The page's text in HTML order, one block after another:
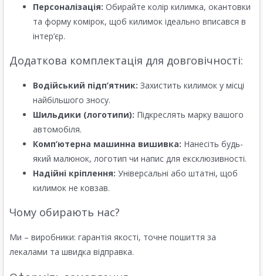
Персоналізація: Обирайте колір килимка, окантовки
та форму комірок, щоб килимок ідеально вписався в
інтер’єр.
Додаткова комплектація для довговічності:
Водійський підп’ятник: Захистить килимок у місці
найбільшого зносу.
Шильдики (логотипи): Підкреслять марку вашого
автомобіля.
Комп’ютерна машинна вишивка: Нанесіть будь-
який малюнок, логотип чи напис для ексклюзивності.
Надійні кріплення: Універсальні або штатні, щоб
килимок не ковзав.
Чому обирають нас?
Ми – виробники: гарантія якості, точне пошиття за
лекалами та швидка відправка.